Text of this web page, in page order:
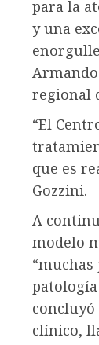
para la
y una
regional
“El
que es
Gozzini.
A
modelo
patología
concluyó
clínico,